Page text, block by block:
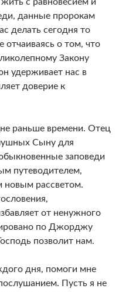
данные пророкам
делать сегодня то
отчаиваясь о том, что
Закону
удерживает нас в
доверие к
раньше времени. Отец
Сыну для
заповеди
путеводителем,
новым рассветом.
от ненужного
по Джорджу
позволит нам.
дня, помоги мне
Пусть я не